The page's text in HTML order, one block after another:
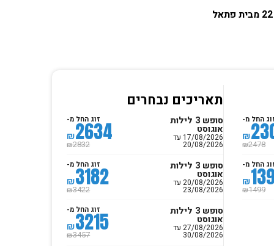
החל מ-
₪
₪2478
החל מ-
₪
₪1499
תאריכים נבחרים
סופש 3 לילות
אוגוסט
17/08/2026 עד
20/08/2026
זוג החל מ-
₪2634
₪2832
סופש 3 לילות
אוגוסט
20/08/2026 עד
23/08/2026
זוג החל מ-
₪3182
₪3422
סופש 3 לילות
אוגוסט
27/08/2026 עד
30/08/2026
זוג החל מ-
₪3215
₪3457